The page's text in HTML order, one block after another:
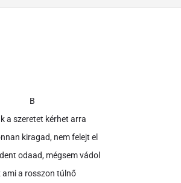
B
a szeretet kérhet arra
kiragad, nem felejt el
odaad, mégsem vádol
ami a rosszon túlnő